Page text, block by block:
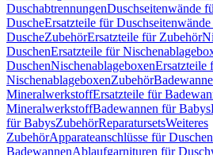
DuschabtrennungenDuschseitenwände
DuscheErsatzteile für
DuscheZubehörErsatzteile für Zubehör
DuschenErsatzteile für
DuschenNischenablageboxenErsatzteile
NischenablageboxenZubehör
MineralwerkstoffErsatzteile für
MineralwerkstoffBadewannen für Babys
für BabysZubehörReparatursetsWeiteres
ZubehörApparateanschlüsse für
BadewannenAblaufgarnituren für